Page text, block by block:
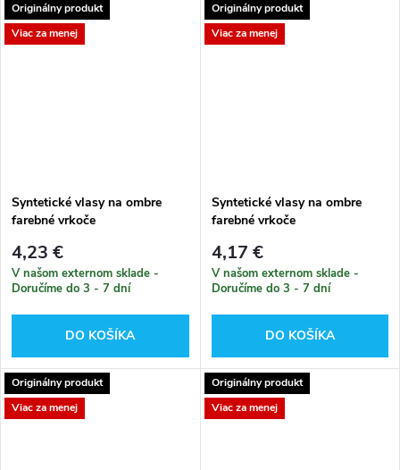
Originálny produkt
Viac za menej
Syntetické vlasy na ombre
farebné vrkoče
4,23 €
V našom externom sklade -
Doručíme do 3 - 7 dní
DO KOŠÍKA
Originálny produkt
Viac za menej
Syntetické vlasy na ombre
farebné vrkoče
4,17 €
V našom externom sklade -
Doručíme do 3 - 7 dní
DO KOŠÍKA
Originálny produkt
Viac za menej
Originálny produkt
Viac za menej